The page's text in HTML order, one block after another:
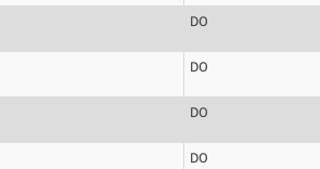
DO
DO
DO
DO